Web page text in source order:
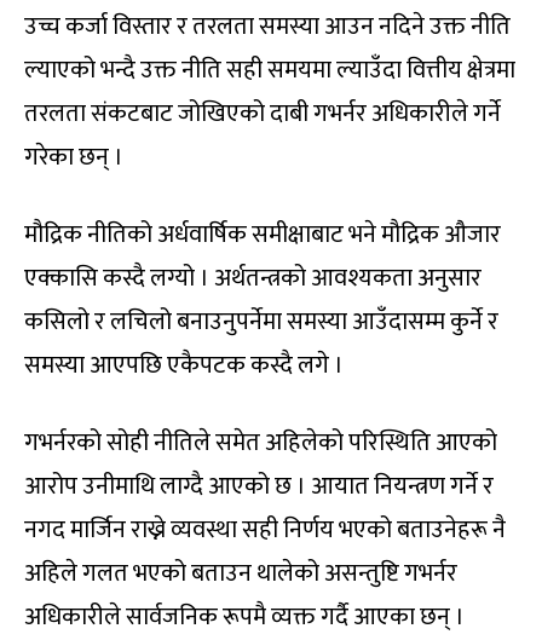
उच्च कर्जा विस्तार र तरलता समस्या आउन नदिने उक्त नीति
ल्याएको भन्दै उक्त नीति सही समयमा ल्याउँदा वित्तीय क्षेत्रमा
तरलता संकटबाट जोखिएको दाबी गभर्नर अधिकारीले गर्ने
गरेका छन् ।
मौद्रिक नीतिको अर्धवार्षिक समीक्षाबाट भने मौद्रिक औजार
एक्कासि कस्दै लग्यो । अर्थतन्त्रको आवश्यकता अनुसार
कसिलो र लचिलो बनाउनुपर्नेमा समस्या आउँदासम्म कुर्ने र
समस्या आएपछि एकैपटक कस्दै लगे ।
गभर्नरको सोही नीतिले समेत अहिलेको परिस्थिति आएको
आरोप उनीमाथि लाग्दै आएको छ । आयात नियन्त्रण गर्ने र
नगद मार्जिन राख्ने व्यवस्था सही निर्णय भएको बताउनेहरू नै
अहिले गलत भएको बताउन थालेको असन्तुष्टि गभर्नर
अधिकारीले सार्वजनिक रूपमै व्यक्त गर्दै आएका छन् ।